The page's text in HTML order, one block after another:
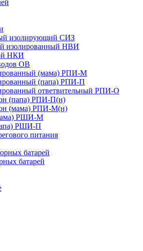
изолирующий СИЗ
изолированный НВИ
НКИ
ОВ
(мама) РПИ-М
(папа) РПИ-П
ответвительный РПИ-О
(папа) РПИ-П(н)
(мама) РПИ-М(н)
РШИ-М
РШИ-П
питания
батарей
батарей